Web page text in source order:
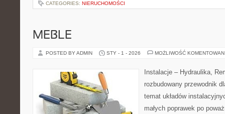
CATEGORIES: NIERUCHOMOŚCI
MEBLE
POSTED BY ADMIN STY - 1 - 2026 MOŻLIWOŚĆ
Instalacje – Hydraulika,
rozbudowany przewodnik
temat układów
małych poprawek po